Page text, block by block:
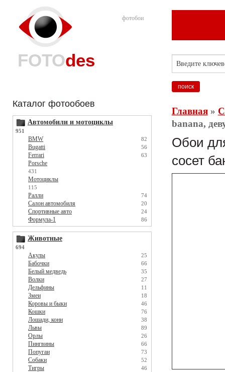
фотобои
FOTOdes
Каталог фотообоев
Автомобили и мотоциклы
951
BMW 82
Bugatti 56
Ferrari 63
Porsche
431
Мотоциклы
115
Ралли 74
Салон автомобиля 20
Спортивные авто 24
Формула-1 86
Животные
694
Акулы 25
Бабочки 66
Белый медведь 35
Волки 27
Дельфины 11
Змеи 18
Коровы и быки 46
Кошки 76
Лошади, кони 38
Львы 89
Орлы 26
Пингвины 66
Попугаи 73
Собаки 52
Тигры 46
Главная»
banana,
Обои
сосет